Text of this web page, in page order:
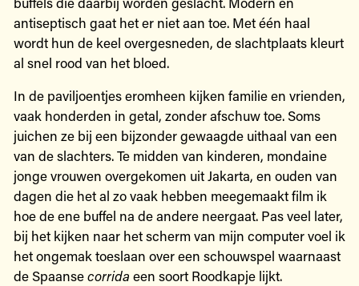
antiseptisch gaat het er niet aan toe. Met één haal
wordt hun de keel overgesneden, de slachtplaats kleurt
al snel rood van het bloed.
In de paviljoentjes eromheen kijken familie en vrienden,
vaak honderden in getal, zonder afschuw toe. Soms
juichen ze bij een bijzonder gewaagde uithaal van een
van de slachters. Te midden van kinderen, mondaine
jonge vrouwen overgekomen uit Jakarta, en ouden van
dagen die het al zo vaak hebben meegemaakt film ik
hoe de ene buffel na de andere neergaat. Pas veel later,
bij het kijken naar het scherm van mijn computer voel ik
het ongemak toeslaan over een schouwspel waarnaast
de Spaansecorrida een soort Roodkapje lijkt.